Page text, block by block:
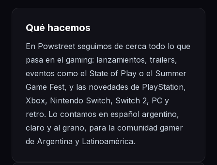
Qué hacemos
En Powstreet seguimos de cerca todo lo que
pasa en el gaming: lanzamientos, trailers,
eventos como el State of Play o el Summer
Game Fest, y las novedades de PlayStation,
Xbox, Nintendo Switch, Switch 2, PC y
retro. Lo contamos en español argentino,
claro y al grano, para la comunidad gamer
de Argentina y Latinoamérica.